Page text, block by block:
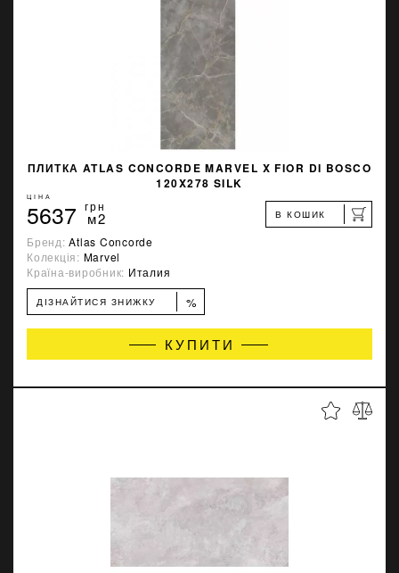
ПЛИТКА ATLAS CONCORDE MARVEL X FIOR DI BOSCO
120X278 SILK
ЦІНА
5637 грн
м2 В КОШИК
Бренд:Atlas Concorde
Колекція: Marvel
Країна-виробник: Италия
ДІЗНАЙТИСЯ ЗНИЖКУ %
КУПИТИ